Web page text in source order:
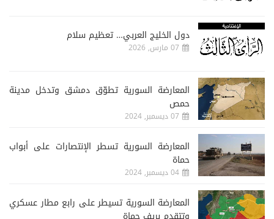
دول الخليج العربي… تعظيم سلام
07 مارس, 2026
المعارضة السورية تطوّق دمشق وتدخل مدينة
حمص
07 ديسمبر, 2024
المعارضة السورية تسطر الإنتصارات على أبواب
حماة
04 ديسمبر, 2024
المعارضة السورية تسيطر على رابع مطار عسكري